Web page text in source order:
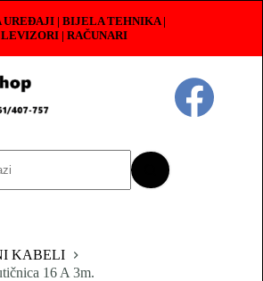
| BIJELA TEHNIKA |
| RAČUNARI
KABELI
16 A 3m.